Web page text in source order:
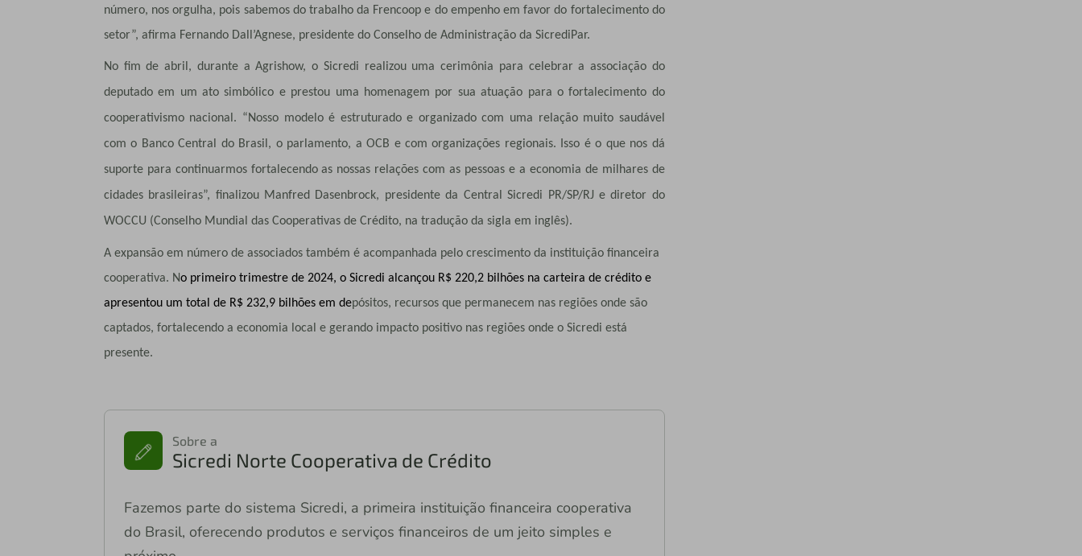
número, nos orgulha, pois sabemos do trabalho da Frencoop e do empenho em favor do fortalecimento do
setor”, afirma Fernando Dall’Agnese, presidente do Conselho de Administração da SicrediPar.
No fim de abril, durante a Agrishow, o Sicredi realizou uma cerimônia para celebrar a associação do
deputado em um ato simbólico e prestou uma homenagem por sua atuação para o fortalecimento do
cooperativismo nacional. “Nosso modelo é estruturado e organizado com uma relação muito saudável
com o Banco Central do Brasil, o parlamento, a OCB e com organizações regionais. Isso é o que nos dá
suporte para continuarmos fortalecendo as nossas relações com as pessoas e a economia de milhares de
cidades brasileiras”, finalizou Manfred Dasenbrock, presidente da Central Sicredi PR/SP/RJ e diretor do
WOCCU (Conselho Mundial das Cooperativas de Crédito, na tradução da sigla em inglês).
A expansão em número de associados também é acompanhada pelo crescimento da instituição financeira
cooperativa. No primeiro trimestre de 2024, o Sicredi alcançou R$ 220,2 bilhões na carteira de crédito e
apresentou um total de R$ 232,9 bilhões em depósitos, recursos que permanecem nas regiões onde são
captados, fortalecendo a economia local e gerando impacto positivo nas regiões onde o Sicredi está
presente.
Sobre a
Sicredi Norte Cooperativa de Crédito
Fazemos parte do sistema Sicredi, a primeira instituição financeira cooperativa
do Brasil, oferecendo produtos e serviços financeiros de um jeito simples e